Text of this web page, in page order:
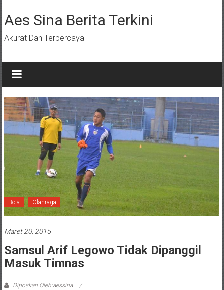
ke
konten
Aes Sina Berita Terkini
Akurat Dan Terpercaya
Bola Olahraga
Maret 20, 2015
Samsul Arif Legowo Tidak Dipanggil
Masuk Timnas
Diposkan Oleh:aessina